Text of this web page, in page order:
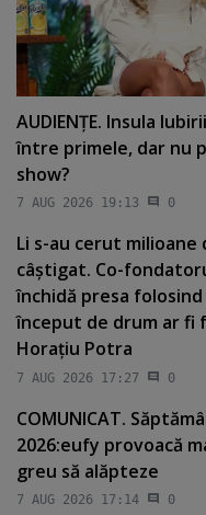
AUDIENŢE. Insula
între primele, dar nu
show?
7 AUG 2026 19:13 0
Li s-au cerut
câştigat. Co-
închidă presa
început de drum ar fi
Horaţiu Potra
7 AUG 2026 17:27 0
COMUNICAT.
2026:eufy provoacă
greu să alăpteze
7 AUG 2026 17:14 0